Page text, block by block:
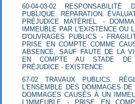
60-04-03-02 RESPONSABILITÉ
PUBLIQUE. RÉPARATION.
PRÉJUDICE MATÉRIEL. -
IMMEUBLE PAR L'EXISTENCE OU
D'OUVRAGES PUBLICS -
PRISE EN COMPTE COMME
ABSENCE, SAUF FAUTE DE LA
EN COMPTE AU STADE DE
PRÉJUDICE - EXISTENCE.
67-02 TRAVAUX PUBLICS.
L'ENSEMBLE DES DOMMAGES
DOMMAGES CAUSÉS À UN
L'IMMEUBLE - PRISE EN